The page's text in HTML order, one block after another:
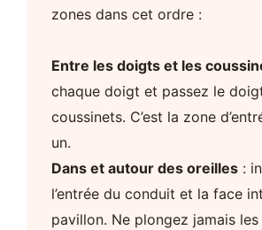
zones dans cet ordre :
Entre les doigts et les
chaque doigt et passez le
coussinets. C’est la zone
un.
Dans et autour des oreilles :
l’entrée du conduit et la face
pavillon. Ne plongez jamais